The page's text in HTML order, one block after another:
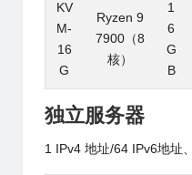
KV
M-
16
G
Ryzen 9
7900（8
核）
1
6
G
B
独立服务器
1 IPv4 地址/64 IPv6地址